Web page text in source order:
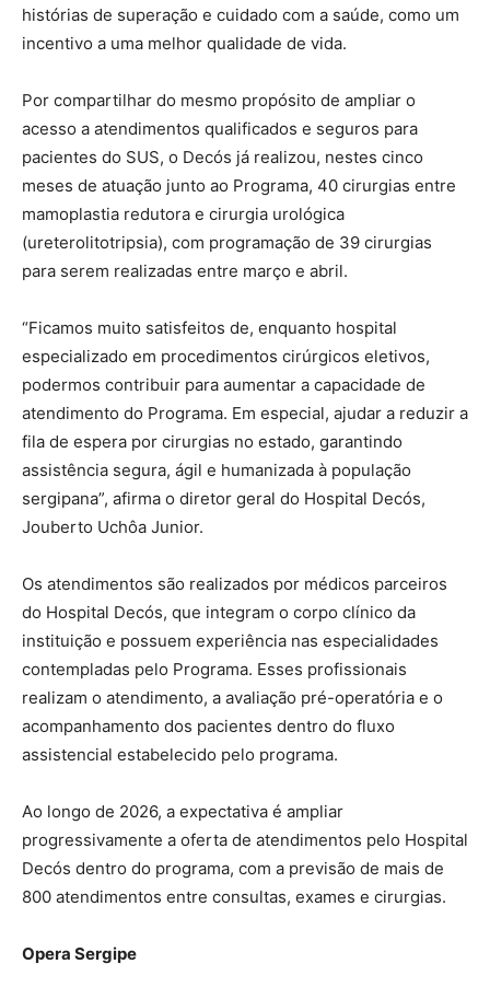
histórias de superação e cuidado com a saúde, como um
incentivo a uma melhor qualidade de vida.
Por compartilhar do mesmo propósito de ampliar o
acesso a atendimentos qualificados e seguros para
pacientes do SUS, o Decós já realizou, nestes cinco
meses de atuação junto ao Programa, 40 cirurgias entre
mamoplastia redutora e cirurgia urológica
(ureterolitotripsia), com programação de 39 cirurgias
para serem realizadas entre março e abril.
“Ficamos muito satisfeitos de, enquanto hospital
especializado em procedimentos cirúrgicos eletivos,
podermos contribuir para aumentar a capacidade de
atendimento do Programa. Em especial, ajudar a reduzir a
fila de espera por cirurgias no estado, garantindo
assistência segura, ágil e humanizada à população
sergipana”, afirma o diretor geral do Hospital Decós,
Jouberto Uchôa Junior.
Os atendimentos são realizados por médicos parceiros
do Hospital Decós, que integram o corpo clínico da
instituição e possuem experiência nas especialidades
contempladas pelo Programa. Esses profissionais
realizam o atendimento, a avaliação pré-operatória e o
acompanhamento dos pacientes dentro do fluxo
assistencial estabelecido pelo programa.
Ao longo de 2026, a expectativa é ampliar
progressivamente a oferta de atendimentos pelo Hospital
Decós dentro do programa, com a previsão de mais de
800 atendimentos entre consultas, exames e cirurgias.
Opera Sergipe